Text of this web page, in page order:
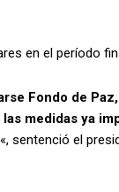
en el período
Fondo de
medidas ya
«, sentenció el